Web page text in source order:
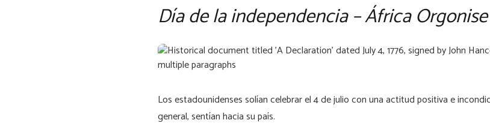
Día de la independencia – África Orgonise
Los estadounidenses solían celebrar el 4 de julio con una actitud positiva e
general, sentían hacia su país.